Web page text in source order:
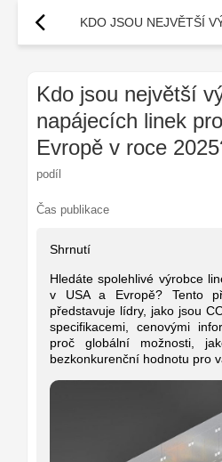
Kdo jsou největší
napájecích linek
Evropě v roce
podíl
Čas publikace
Shrnutí
Hledáte spolehlivé výrobce
v USA a Evropě? Tento
představuje lídry, jako jsou
specifikacemi, cenovými
proč globální možnosti,
bezkonkurenční hodnotu pro